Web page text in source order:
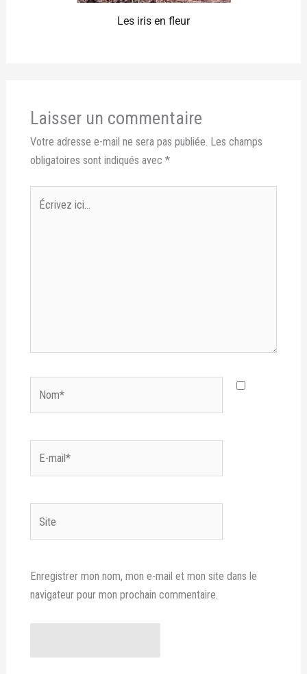
Les iris en fleur
Laisser un commentaire
Votre adresse e-mail ne sera pas publiée. Les champs
obligatoires sont indiqués avec *
Enregistrer mon nom, mon e-mail et mon site dans le
navigateur pour mon prochain commentaire.